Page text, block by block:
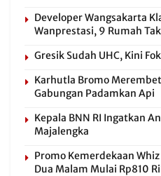
Developer Wangsakarta
Wanprestasi, 9 Rumah
Gresik Sudah UHC, Kini
Karhutla Bromo
Gabungan Padamkan Api
Kepala BNN RI Ingatkan
Majalengka
Promo Kemerdekaan
Dua Malam Mulai Rp810